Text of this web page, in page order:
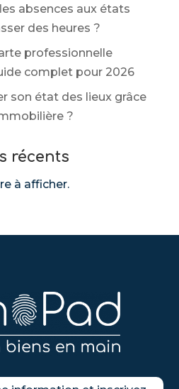
absences aux états
des heures ?
professionnelle
complet pour 2026
son état des lieux grâce
?
récents
à afficher.